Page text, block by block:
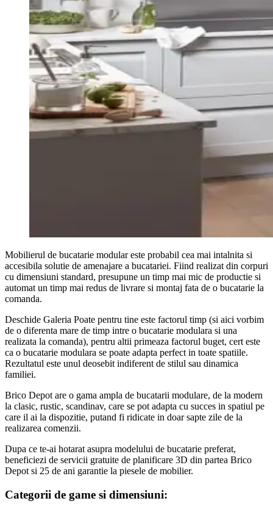
Mobilierul de bucatarie modular este probabil cea mai intalnita si
accesibila solutie de amenajare a bucatariei. Fiind realizat din corpuri
cu dimensiuni standard, presupune un timp mai mic de productie si
automat un timp mai redus de livrare si montaj fata de o bucatarie la
comanda.
Deschide Galeria Poate pentru tine este factorul timp (si aici vorbim
de o diferenta mare de timp intre o bucatarie modulara si una
realizata la comanda), pentru altii primeaza factorul buget, cert este
ca o bucatarie modulara se poate adapta perfect in toate spatiile.
Rezultatul este unul deosebit indiferent de stilul sau dinamica
familiei.
Brico Depot are o gama ampla de bucatarii modulare, de la modern
la clasic, rustic, scandinav, care se pot adapta cu succes in spatiul pe
care il ai la dispozitie, putand fi ridicate in doar sapte zile de la
realizarea comenzii.
Dupa ce te-ai hotarat asupra modelului de bucatarie preferat,
beneficiezi de servicii gratuite de planificare 3D din partea Brico
Depot si 25 de ani garantie la piesele de mobilier.
Categorii de game si dimensiuni: